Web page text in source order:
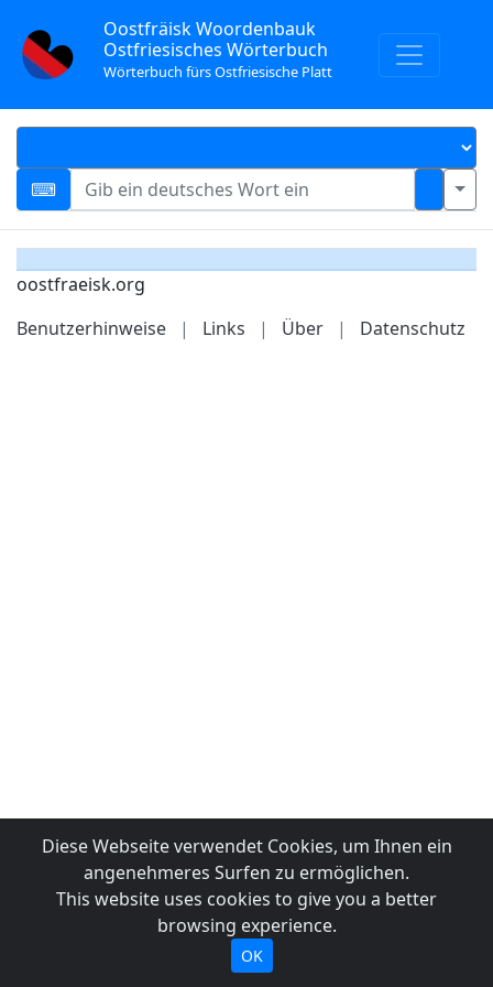
Oostfräisk Woordenbauk
Ostfriesisches Wörterbuch
Wörterbuch fürs Ostfriesische Platt
oostfraeisk.org
Benutzerhinweise
| Links | Über | Datenschutz
Diese Webseite verwendet Cookies, um Ihnen ein
angenehmeres Surfen zu ermöglichen.
This website uses cookies to give you a better
browsing experience.
OK